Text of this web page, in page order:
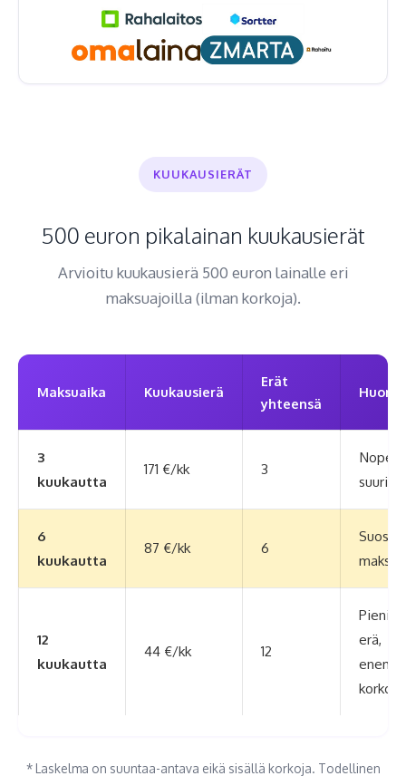
KUUKAUSIERÄT
500 euron pikalainan kuukausierät
Arvioitu kuukausierä 500 euron lainalle eri
maksuajoilla (ilman korkoja).
Maksuaika Kuukausierä
Erät
yhteensä
3
kuukautta
171 €/kk 3
Nopein,
suurin
6
kuukautta
87 €/kk 6
12
kuukautta
44 €/kk 12
Pienin
erä,
korkoja
* Laskelma on suuntaa-antava eikä sisällä korkoja. Todellinen